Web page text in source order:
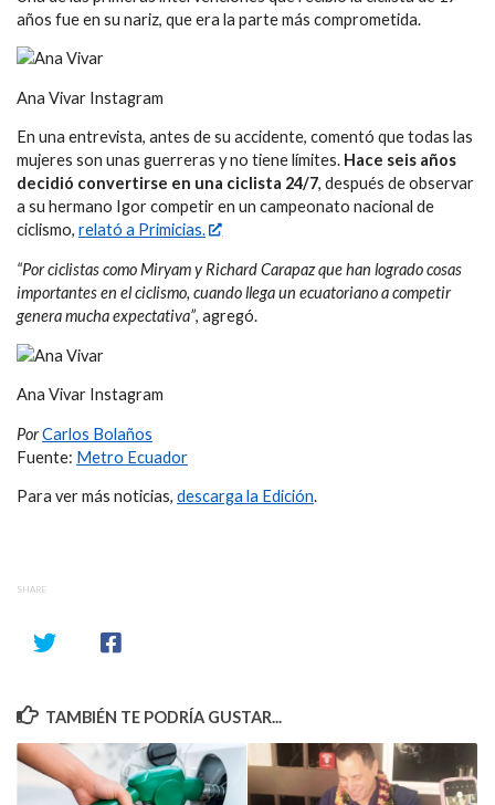
años fue en su nariz, que era la parte más comprometida.
Ana Vivar Instagram
En una entrevista, antes de su accidente, comentó que todas las
mujeres son unas guerreras y no tiene límites. Hace seis años
decidió convertirse en una ciclista 24/7, después de observar
a su hermano Igor competir en un campeonato nacional de
ciclismo, relató a Primicias.
“Por ciclistas como Miryam y Richard Carapaz que han logrado cosas
importantes en el ciclismo, cuando llega un ecuatoriano a competir
genera mucha expectativa”, agregó.
Ana Vivar Instagram
PorCarlos Bolaños
Fuente: Metro Ecuador
Para ver más noticias, descarga la Edición.
SHARE
TAMBIÉN TE PODRÍA GUSTAR...